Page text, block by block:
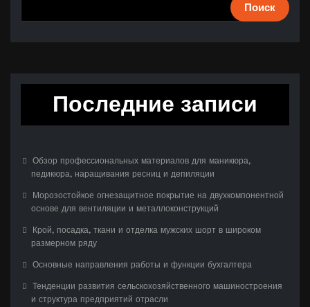
Поиск
Последние записи
Обзор профессиональных материалов для маникюра,
педикюра, наращивания ресниц и депиляции
Морозостойкое огнезащитное покрытие на двухкомпонентной
основе для вентиляции и металлоконструкций
Крой, посадка, ткани и отделка мужских шорт в широком
размерном ряду
Основные направления работы и функции бухгалтера
Тенденции развития сельскохозяйственного машиностроения
и структура предприятий отрасли